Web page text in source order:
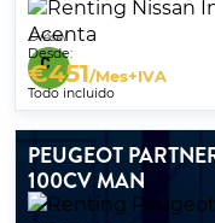
Diésel
Desde:
€451/Mes+IVA
Todo incluido
PEUGEOT
100CV MAN